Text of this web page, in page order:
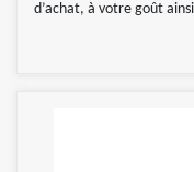
d’achat, à votre goût